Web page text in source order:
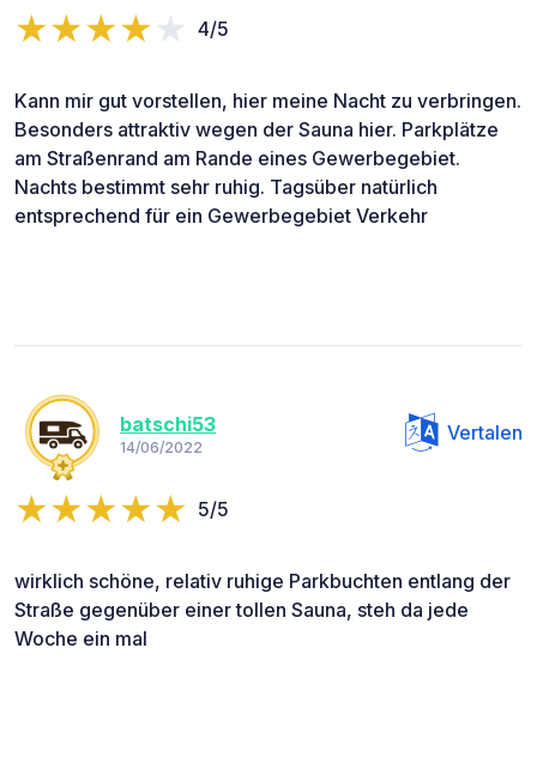
4/5
Kann mir gut vorstellen, hier meine Nacht zu verbringen.
Besonders attraktiv wegen der Sauna hier. Parkplätze
am Straßenrand am Rande eines Gewerbegebiet.
Nachts bestimmt sehr ruhig. Tagsüber natürlich
entsprechend für ein Gewerbegebiet Verkehr
batschi53
14/06/2022
Vertalen
5/5
wirklich schöne, relativ ruhige Parkbuchten entlang der
Straße gegenüber einer tollen Sauna, steh da jede
Woche ein mal